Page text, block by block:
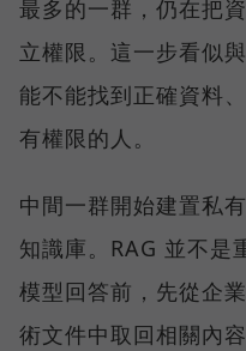
最多的一群，仍在把
立權限。這一步看似
能不能找到正確資料
有權限的人。
中間一群開始建置私
知識庫。RAG 並不是
模型回答前，先從企
術文件中取回相關內